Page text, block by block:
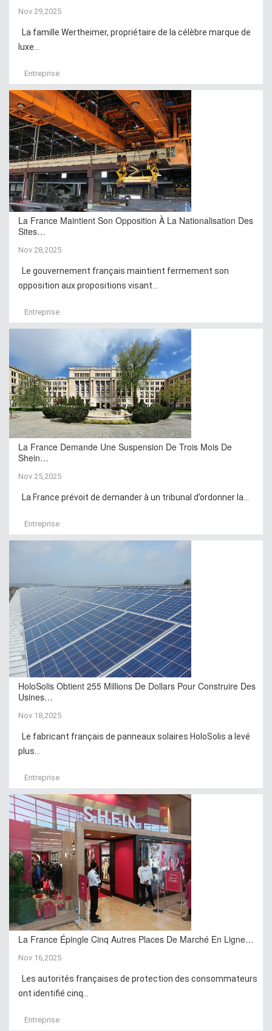
Nov 29,2025
La famille Wertheimer, propriétaire de la célèbre marque de
luxe...
Entreprise
La France Maintient Son Opposition À La Nationalisation Des
Sites…
Nov 28,2025
Le gouvernement français maintient fermement son
opposition aux propositions visant...
Entreprise
La France Demande Une Suspension De Trois Mois De
Shein…
Nov 25,2025
La France prévoit de demander à un tribunal d’ordonner la...
Entreprise
HoloSolis Obtient 255 Millions De Dollars Pour Construire Des
Usines…
Nov 18,2025
Le fabricant français de panneaux solaires HoloSolis a levé
plus...
Entreprise
La France Épingle Cinq Autres Places De Marché En Ligne…
Nov 16,2025
Les autorités françaises de protection des consommateurs
ont identifié cinq...
Entreprise